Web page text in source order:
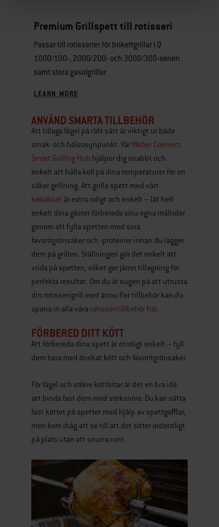
Premium Grillspett till rotisseri
Passar till rotisserier för brikettgrillar i Q
1000/100-, 2000/200- och 3000/300-serien
samt stora gasolgrillar
LEARN MORE
ANVÄND SMARTA TILLBEHÖR
Att tillaga fågel på rätt sätt är viktigt ur både
smak- och hälsosynpunkt. VårWeber Connect
Smart Grilling Hub hjälper dig snabbt och
enkelt att hålla koll på dina temperaturer för en
säker grillning. Att grilla spett med vårt
kebabset är extra roligt och enkelt – låt helt
enkelt dina gäster förbereda sina egna måltider
genom att fylla spetten med sina
favoritgrönsaker och -proteiner innan du lägger
dem på grillen. Ställningen gör det enkelt att
vrida på spetten, vilket ger jämn tillagning för
perfekta resultat. Om du är sugen på att utrusta
din rotisserigrill med ännu fler tillbehör kan du
spana in alla våra rotisseritillbehör här.
FÖRBERED DITT KÖTT
Att förbereda dina spett är otroligt enkelt – fyll
dem bara med önskat kött och favoritgrönsaker.
För fågel och större köttbitar är det en bra idé
att binda fast dem med steksnöre. Du kan sätta
fast köttet på spettet med hjälp av spettgafflar,
men kom ihåg att se till att det sitter ordentligt
på plats utan att snurra runt.